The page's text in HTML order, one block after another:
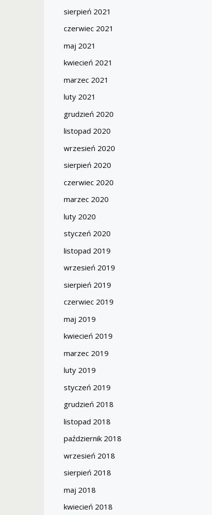
sierpień 2021
czerwiec 2021
maj 2021
kwiecień 2021
marzec 2021
luty 2021
grudzień 2020
listopad 2020
wrzesień 2020
sierpień 2020
czerwiec 2020
marzec 2020
luty 2020
styczeń 2020
listopad 2019
wrzesień 2019
sierpień 2019
czerwiec 2019
maj 2019
kwiecień 2019
marzec 2019
luty 2019
styczeń 2019
grudzień 2018
listopad 2018
październik 2018
wrzesień 2018
sierpień 2018
maj 2018
kwiecień 2018